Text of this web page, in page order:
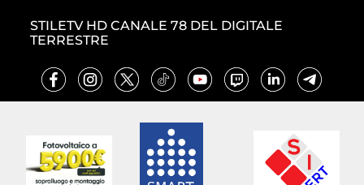
STILETV HD CANALE 78 DEL DIGITALE
TERRESTRE